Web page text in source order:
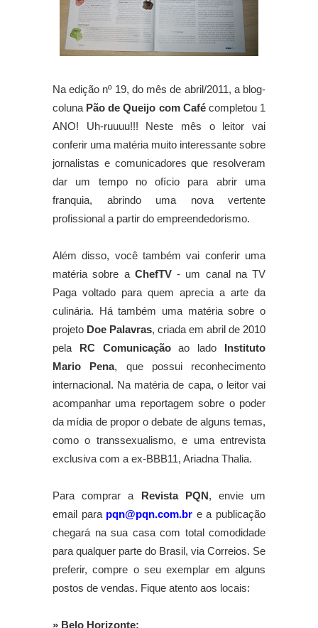
Na edição nº 19, do mês de abril/2011, a blog-
coluna Pão de Queijo com Cafécompletou 1
ANO! Uh-ruuuu!!! Neste mês o leitor vai
conferir uma matéria muito interessante sobre
jornalistas e comunicadores que resolveram
dar um tempo no ofício para abrir uma
franquia, abrindo uma nova vertente
profissional a partir do empreendedorismo.
Além disso, você também vai conferir uma
matéria sobre a ChefTV- um canal na TV
Paga voltado para quem aprecia a arte da
culinária. Há também uma matéria sobre o
projeto Doe Palavras, criada em abril de 2010
pela RC Comunicaçãoao lado Instituto
Mario Pena, que possui reconhecimento
internacional. Na matéria de capa, o leitor vai
acompanhar uma reportagem sobre o poder
da mídia de propor o debate de alguns temas,
como o transsexualismo, e uma entrevista
exclusiva com a ex-BBB11, Ariadna Thalia.
Para comprar a Revista PQN, envie um
email para pqn@pqn.com.br e a publicação
chegará na sua casa com total comodidade
para qualquer parte do Brasil, via Correios. Se
preferir, compre o seu exemplar em alguns
postos de vendas. Fique atento aos locais:
» Belo Horizonte: